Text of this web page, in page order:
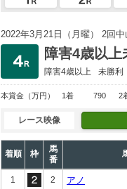
2022年3月21日（月曜） 2回中
障害4歳以上
障害4歳以上 未勝利
本賞金 （万円） 1着 790 2
レース映像
着順 枠
馬
番
1 2 アノ